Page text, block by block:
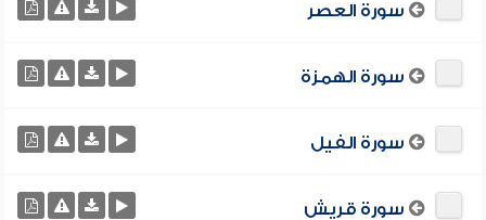
سورة العصر
سورة الهمزة
سورة الفيل
سورة قريش